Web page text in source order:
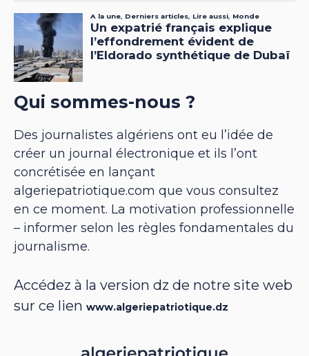
Qui sommes-nous ?
Des journalistes algériens ont eu l’idée de
créer un journal électronique et ils l’ont
concrétisée en lançant
algeriepatriotique.com que vous consultez
en ce moment. La motivation professionnelle
– informer selon les règles fondamentales du
journalisme.
Accédez à la version dz de notre site web
sur ce lien www.algeriepatriotique.dz